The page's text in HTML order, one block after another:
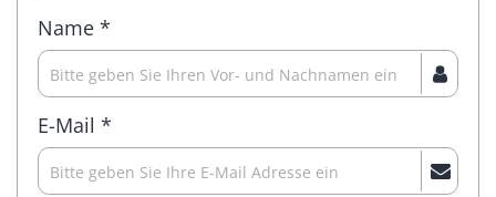
Name *
E-Mail *